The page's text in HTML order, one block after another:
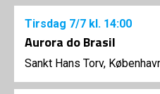
Tirsdag 7/7 kl. 14:00
Aurora do Brasil
Sankt Hans Torv,